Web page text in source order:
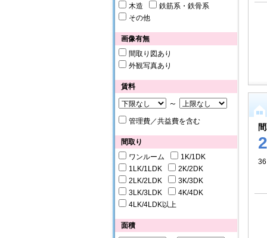
木造
鉄筋系・鉄骨系
その他
画像有無
間取り図あり
外観写真あり
賃料
～
管理費／共益費を含む
間取り
ワンルーム
1K/1DK
1LK/1LDK
2K/2DK
2LK/2LDK
3K/3DK
3LK/3LDK
4K/4DK
4LK/4LDK以上
面積